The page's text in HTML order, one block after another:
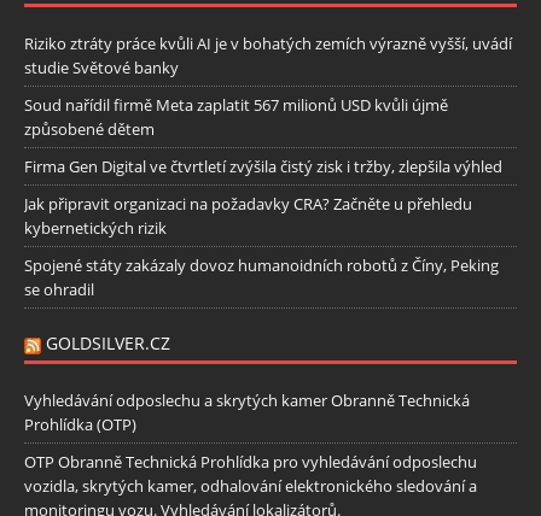
Riziko ztráty práce kvůli AI je v bohatých zemích výrazně vyšší, uvádí
studie Světové banky
Soud nařídil firmě Meta zaplatit 567 milionů USD kvůli újmě
způsobené dětem
Firma Gen Digital ve čtvrtletí zvýšila čistý zisk i tržby, zlepšila výhled
Jak připravit organizaci na požadavky CRA? Začněte u přehledu
kybernetických rizik
Spojené státy zakázaly dovoz humanoidních robotů z Číny, Peking
se ohradil
GOLDSILVER.CZ
Vyhledávání odposlechu a skrytých kamer Obranně Technická
Prohlídka (OTP)
OTP Obranně Technická Prohlídka pro vyhledávání odposlechu
vozidla, skrytých kamer, odhalování elektronického sledování a
monitoringu vozu. Vyhledávání lokalizátorů.